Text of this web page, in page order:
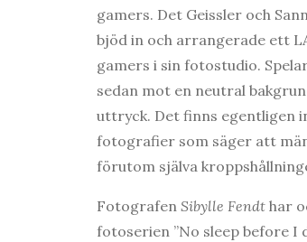
gamers. Det Geissler och
bjöd in och arrangerade ett
gamers i sin fotostudio.
sedan mot en neutral
uttryck. Det finns egentligen
fotografier som säger att
förutom själva
Fotografen Sibylle Fendt har
fotoserien ”No sleep before I